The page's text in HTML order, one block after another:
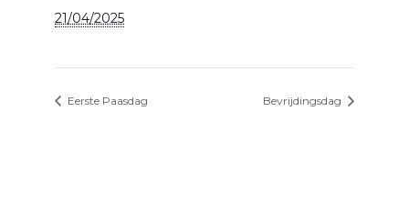
21/04/2025
Eerste Paasdag Bevrijdingsdag